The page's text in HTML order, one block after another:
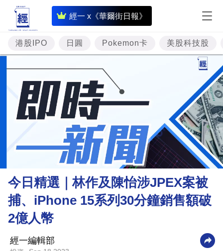
經一 x《華爾街日報》
即
時
財
經
專
題
投
資
樓
市
商
港股IPO 日圓 Pokemon卡 美股科技股
今日精選｜林作及陳怡涉JPEX案被
捕、iPhone 15系列30分鐘銷售額破
2億人幣
經一編輯部